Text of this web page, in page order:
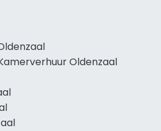
Oldenzaal